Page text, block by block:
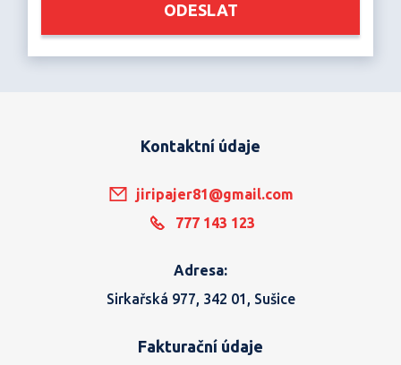
ODESLAT
Kontaktní údaje
jiripajer81@gmail.com
777 143 123
Adresa:
Sirkařská 977, 342 01, Sušice
Fakturační údaje